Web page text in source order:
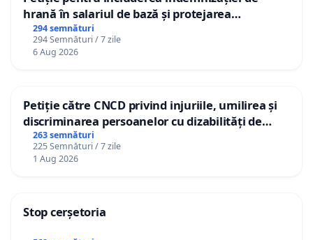
hrană în salariul de bază și protejarea
gradațiilor de vechime pentru asistenții
personali
294 semnături
294 Semnături / 7 zile
6 Aug 2026
Petiție către CNCD privind injuriile, umilirea și
discriminarea persoanelor cu dizabilități de
către utilizatorul TikTok „Gorici”
263 semnături
225 Semnături / 7 zile
1 Aug 2026
Stop cerșetoria